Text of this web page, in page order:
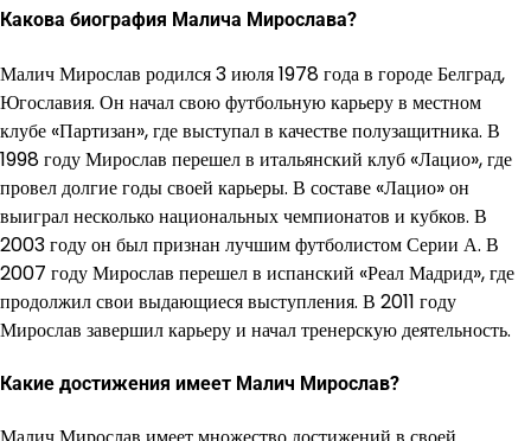
Какова биография Малича Мирослава?
Малич Мирослав родился 3 июля 1978 года в городе Белград,
Югославия. Он начал свою футбольную карьеру в местном
клубе «Партизан», где выступал в качестве полузащитника. В
1998 году Мирослав перешел в итальянский клуб «Лацио», где
провел долгие годы своей карьеры. В составе «Лацио» он
выиграл несколько национальных чемпионатов и кубков. В
2003 году он был признан лучшим футболистом Серии А. В
2007 году Мирослав перешел в испанский «Реал Мадрид», где
продолжил свои выдающиеся выступления. В 2011 году
Мирослав завершил карьеру и начал тренерскую деятельность.
Какие достижения имеет Малич Мирослав?